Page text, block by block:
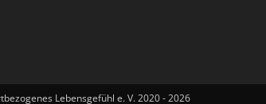
Lebensgefühl e. V. 2020 - 2026